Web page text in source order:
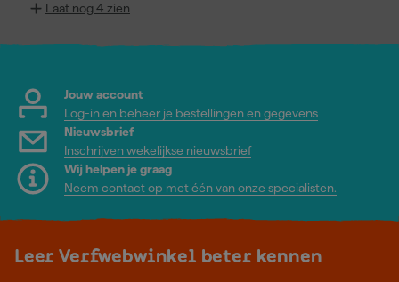
Laat nog 4 zien
Jouw account
Log-in en beheer je bestellingen en gegevens
Nieuwsbrief
Inschrijven wekelijkse nieuwsbrief
Wij helpen je graag
Neem contact op met één van onze specialisten.
Leer Verfwebwinkel beter kennen